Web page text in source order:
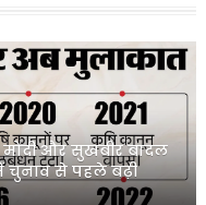
और सुखबीर बादल
से पहले बढ़ी